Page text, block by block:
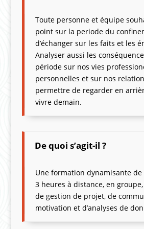
Toute personne et équipe
point sur la periode du
d’échanger sur les faits et les
Analyser aussi les
période sur nos vies
personnelles et sur nos
permettre de regarder en
vivre demain.
De quoi s’agit-il ?
Une formation dynamisante
3 heures à distance, en
de gestion de projet, de
motivation et d’analyses de